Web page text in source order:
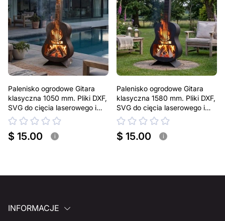
Palenisko ogrodowe Gitara
klasyczna 1050 mm. Pliki DXF,
SVG do cięcia laserowego i
plazmowego
$ 15.00 i
Palenisko ogrodowe Gitara
klasyczna 1580 mm. Pliki DXF,
SVG do cięcia laserowego i
plazmowego
$ 15.00 i
INFORMACJE